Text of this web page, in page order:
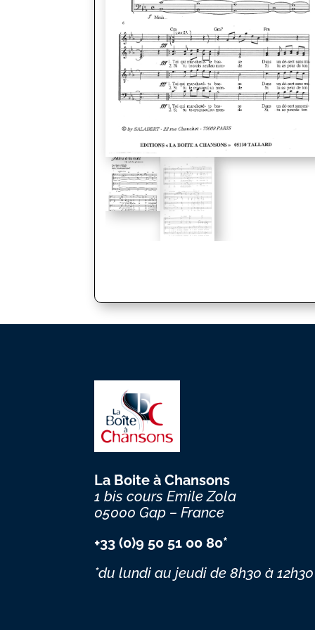
La Boite à Chansons
1 bis cours Emile Zola
05000 Gap – France
+33 (0)9 50 51 00 80*
*du lundi au jeudide 8h30 à 12h30